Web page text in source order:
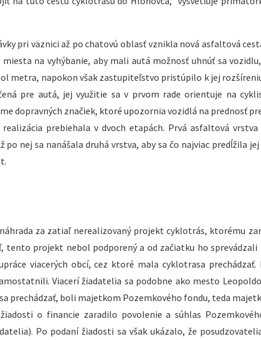
pri väznici až po chatovú oblasť vznikla nová asfaltová
na vyhýbanie, aby mali autá možnosť uhnúť sa
metra, napokon však zastupiteľstvo pristúpilo k jej
pre autá, jej využitie sa v prvom rade orientuje na
dopravných značiek, ktoré upozornia vozidlá na prednosť
prebiehala v dvoch etapách. Prvá asfaltová vrstva
nej sa nanášala druhá vrstva, aby sa čo najviac predĺžila
za zatiaľ nerealizovaný projekt cyklotrás, ktorému
tento projekt nebol podporený a od začiatku ho sprevádzali
viacerých obcí, cez ktoré mala cyklotrasa prechádzať.
Viacerí žiadatelia sa podobne ako mesto
prechádzať, boli majetkom Pozemkového fondu, teda
o financie zaradilo povolenie a súhlas
Po podaní žiadosti sa však ukázalo, že